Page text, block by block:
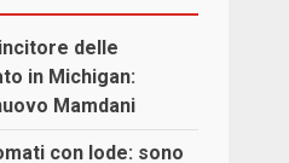
delle
in Michigan:
Mamdani
con lode: sono